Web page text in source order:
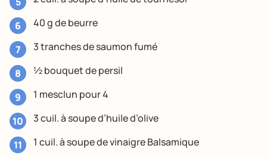
40 g de beurre
3 tranches de saumon fumé
½ bouquet de persil
1 mesclun pour 4
3 cuil. à soupe d’huile d’olive
1 cuil. à soupe de vinaigre Balsamique